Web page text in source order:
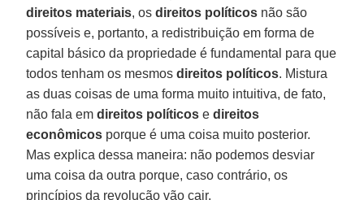
direitos materiais, osdireitos políticos não são
possíveis e, portanto, a redistribuição em forma de
capital básico da propriedade é fundamental para que
todos tenham os mesmosdireitos políticos. Mistura
as duas coisas de uma forma muito intuitiva, de fato,
não fala emdireitos políticos edireitos
econômicos porque é uma coisa muito posterior.
Mas explica dessa maneira: não podemos desviar
uma coisa da outra porque, caso contrário, os
princípios da revolução vão cair.